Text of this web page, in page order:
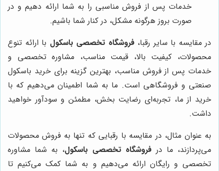
خدمات پس از فروش مناسبی را به شما ارائه دهیم و در
صورت بروز هرگونه مشکل، در کنار شما باشیم.
در مقایسه با سایر رقبا،فروشگاه تخصصی باسکول با ارائه تنوع
محصولات، کیفیت بالا، قیمت مناسب، مشاوره تخصصی و
خدمات پس از فروش مناسب، بهترین گزینه برای خرید باسکول
صنعتی و فروشگاهی است. ما به شما اطمینان می‌دهیم که با
خرید از ما، تجربه‌ای رضایت بخش، مطمئن و سودآور خواهید
داشت.
به عنوان مثال، در مقایسه با رقبایی که تنها به فروش محصولات
می‌پردازند، ما در فروشگاه تخصصی باسکول، به شما مشاوره
تخصصی و رایگان ارائه می‌دهیم و به شما کمک می‌کنیم تا